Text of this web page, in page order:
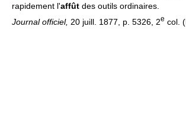
rapidement l'affût des outils ordinaires.
Journal officiel, 20 juill. 1877, p. 5326, 2e col.